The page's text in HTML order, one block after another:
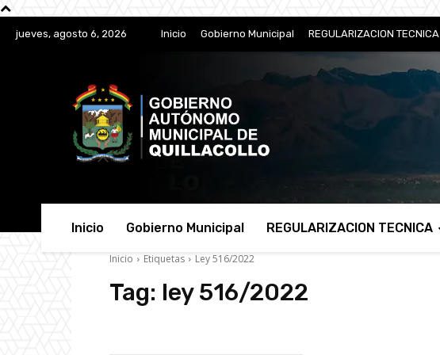
jueves, agosto 6, 2026 Inicio Gobierno Municipal REGULARIZACION TECNICA
Inicio Gobierno Municipal REGULARIZACION TECNICA
Inicio Etiquetas Ley 516/2022
Tag: ley 516/2022